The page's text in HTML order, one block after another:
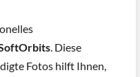
. Diese
Fotos hilft Ihnen,